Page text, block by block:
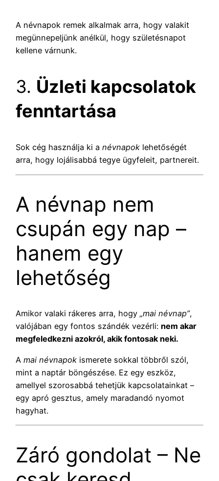
A névnapok remek alkalmak arra, hogy valakit
megünnepeljünk anélkül, hogy születésnapot
kellene várnunk.
3. Üzleti kapcsolatok
fenntartása
Sok cég használja ki a névnapok lehetőségét
arra, hogy lojálisabbá tegye ügyfeleit, partnereit.
A névnap nem
csupán egy nap –
hanem egy
lehetőség
Amikor valaki rákeres arra, hogy „mai névnap”,
valójában egy fontos szándék vezérli: nem akar
megfeledkezni azokról, akik fontosak neki.
A mai névnapok ismerete sokkal többről szól,
mint a naptár böngészése. Ez egy eszköz,
amellyel szorosabbá tehetjük kapcsolatainkat –
egy apró gesztus, amely maradandó nyomot
hagyhat.
Záró gondolat – Ne